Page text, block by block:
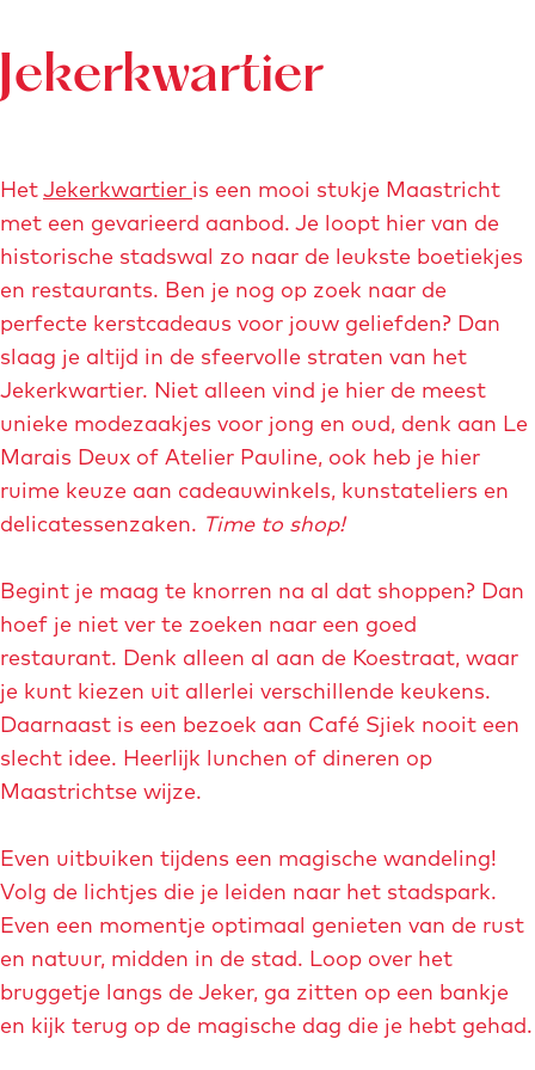
s
e
-
s
p
h
i
n
x
-
m
o
a
e
k
-
m
a
s
t
r
i
c
h
g
h
-
m
a
a
s
t
r
i
c
h
-
2
0
2
2
-
h
i
n
x
k
w
t
m
i
e
r
e
n
e
m
a
HetJekerkwartier is een mooi stukje Maastricht
met een gevarieerd aanbod. Je loopt hier van de
historische stadswal zo naar de leukste boetiekjes
en restaurants. Ben je nog op zoek naar de
perfecte kerstcadeaus voor jouw geliefden? Dan
slaag je altijd in de sfeervolle straten van het
Jekerkwartier. Niet alleen vind je hier de meest
unieke modezaakjes voor jong en oud, denk aan Le
Marais Deux of Atelier Pauline, ook heb je hier
ruime keuze aan cadeauwinkels, kunstateliers en
delicatessenzaken. Time to shop!
Begint je maag te knorren na al dat shoppen? Dan
hoef je niet ver te zoeken naar een goed
restaurant. Denk alleen al aan de Koestraat, waar
je kunt kiezen uit allerlei verschillende keukens.
Daarnaast is een bezoek aan Café Sjiek nooit een
slecht idee. Heerlijk lunchen of dineren op
Maastrichtse wijze.
Even uitbuiken tijdens een magische wandeling!
Volg de lichtjes die je leiden naar het stadspark.
Even een momentje optimaal genieten van de rust
en natuur, midden in de stad. Loop over het
bruggetje langs de Jeker, ga zitten op een bankje
en kijk terug op de magische dag die je hebt gehad.